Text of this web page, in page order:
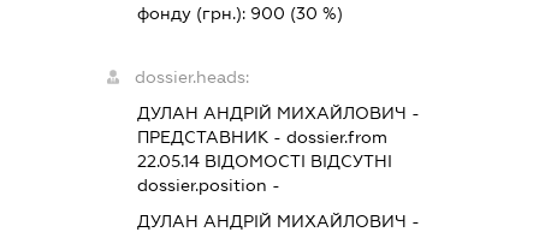
фонду (грн.): 900 (30 %)
dossier.heads:
ДУЛАН АНДРІЙ МИХАЙЛОВИЧ -
ПРЕДСТАВНИК - dossier.from
22.05.14ВІДОМОСТІ ВІДСУТНІ
dossier.position -
ДУЛАН АНДРІЙ МИХАЙЛОВИЧ -